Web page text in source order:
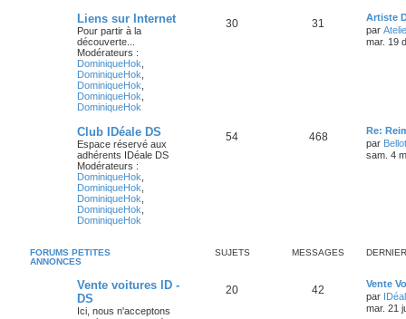
Liens sur Internet
Pour partir à la
découverte...
Modérateurs :
DominiqueHok
DominiqueHok
DominiqueHok
DominiqueHok
DominiqueHok
30 31
Artiste
par
mar. 19
Club IDéale DS
Espace réservé aux
adhérents IDéale DS
Modérateurs :
DominiqueHok
DominiqueHok
DominiqueHok
DominiqueHok
DominiqueHok
54 468
Re:
par
sam. 4
FORUMS PETITES
ANNONCES
SUJETS MESSAGES
Vente voitures ID -
DS
Ici, nous n'acceptons
20 42
Vente
par
mar. 21